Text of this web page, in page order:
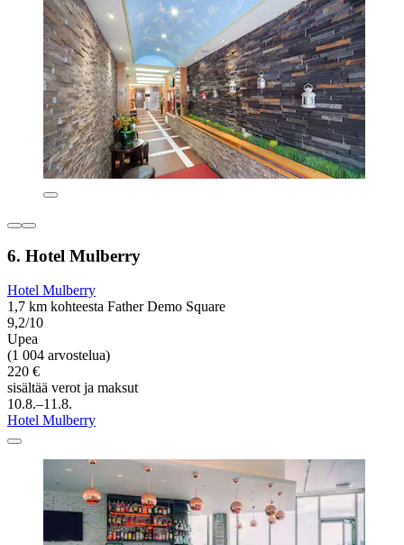
6. Hotel Mulberry
Hotel Mulberry
1,7 km kohteesta Father Demo Square
9,2/10
Upea
(1 004 arvostelua)
220 €
sisältää verot ja maksut
10.8.–11.8.
Hotel Mulberry